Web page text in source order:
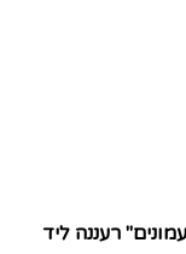
רעננה ליד